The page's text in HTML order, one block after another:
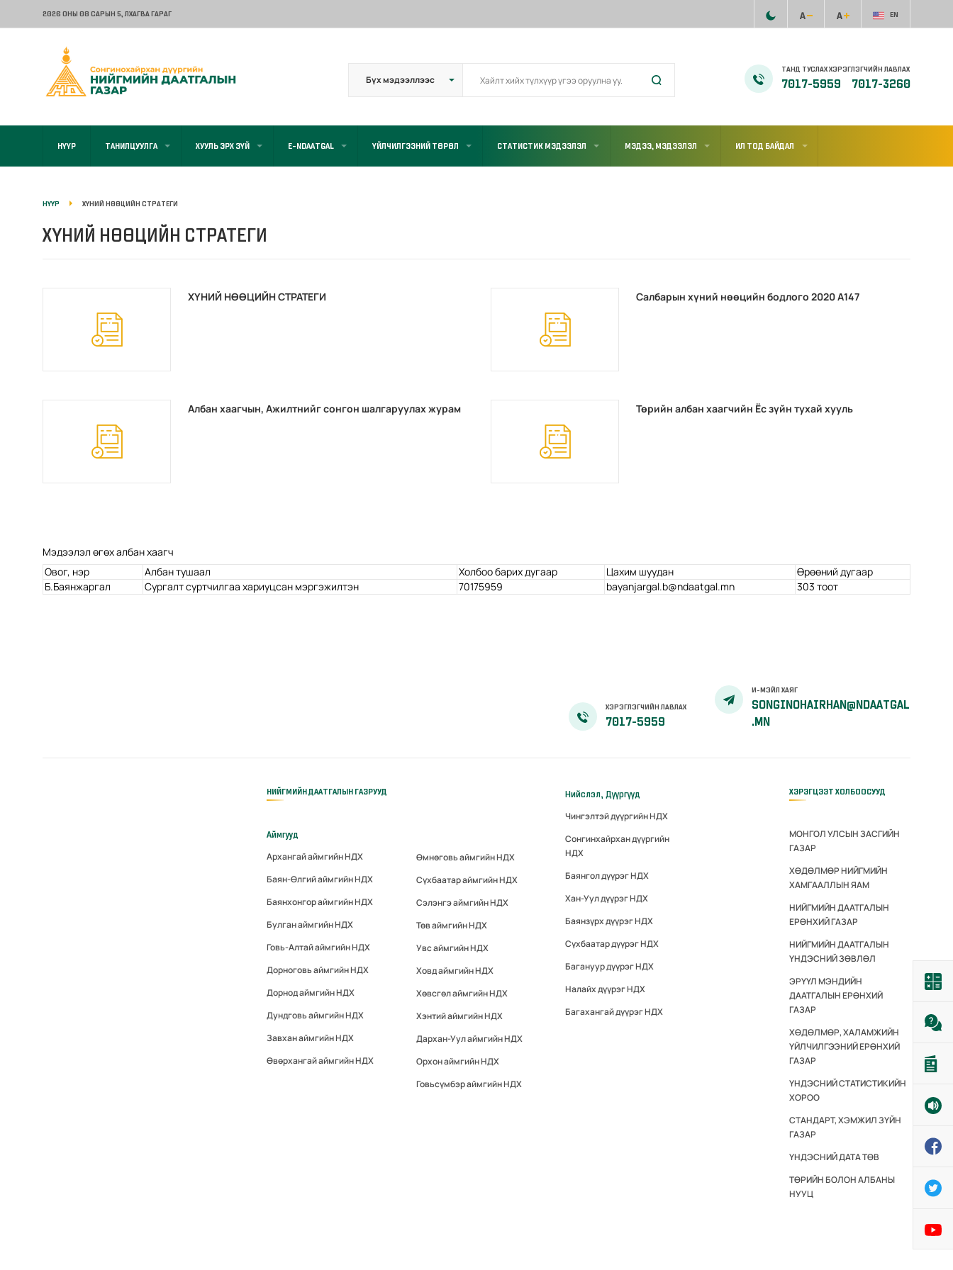
2026 ОНЫ 08 САРЫН 5, ЛХАГВА ГАРАГ EN
ТАНД ТУСЛАХ ХЭРЭГЛЭГЧИЙН ЛАВЛАХ
7017-5959 7017-3260
НҮҮР ТАНИЛЦУУЛГА ХУУЛЬ ЭРХ ЗҮЙ E-NDAATGAL ҮЙЛЧИЛГЭЭНИЙ ТӨРӨЛ СТАТИСТИК МЭДЭЭЛЭЛ МЭДЭЭ, МЭДЭЭЛЭЛ ИЛ ТОД БАЙДАЛ
НҮҮР ХҮНИЙ НӨӨЦИЙН СТРАТЕГИ
ХҮНИЙ НӨӨЦИЙН СТРАТЕГИ
ХҮНИЙ НӨӨЦИЙН СТРАТЕГИ Салбарын хүний нөөцийн бодлого 2020 А147
Албан хаагчын, Ажилтнийг сонгон шалгаруулах журам Төрийн албан хаагчийн Ёс зүйн тухай хууль
Мэдээлэл өгөх албан хаагч
Овог, нэр
Албан тушаал Холбоо барих дугаар Цахим шуудан
Өрөөний дугаар
Б.Баянжаргал
Сургалт суртчилгаа хариуцсан мэргэжилтэн 70175959 bayanjargal.b@ndaatgal.mn 303 тоот
ХЭРЭГЛЭГЧИЙН ЛАВЛАХ
7017-5959
И-МЭЙЛ ХАЯГ
SONGINOHAIRHAN@NDAATGAL
.MN
НИЙГМИЙН ДААТГАЛЫН ГАЗРУУД
Аймгууд
Архангай аймгийн НДХ
Баян-Өлгий аймгийн НДХ
Баянхонгор аймгийн НДХ
Булган аймгийн НДХ
Говь-Алтай аймгийн НДХ
Дорноговь аймгийн НДХ
Дорнод аймгийн НДХ
Дундговь аймгийн НДХ
Завхан аймгийн НДХ
Өвөрхангай аймгийн НДХ
Өмнөговь аймгийн НДХ
Сүхбаатар аймгийн НДХ
Сэлэнгэ аймгийн НДХ
Төв аймгийн НДХ
Увс аймгийн НДХ
Ховд аймгийн НДХ
Хөвсгөл аймгийн НДХ
Хэнтий аймгийн НДХ
Дархан-Уул аймгийн НДХ
Орхон аймгийн НДХ
Говьсүмбэр аймгийн НДХ
Нийслэл, Дүүргүүд
Чингэлтэй дүүргийн НДХ
Сонгинхайрхан дүүргийн
НДХ
Баянгол дүүрэг НДХ
Хан-Уул дүүрэг НДХ
Баянзүрх дүүрэг НДХ
Сүхбаатар дүүрэг НДХ
Багануур дүүрэг НДХ
Налайх дүүрэг НДХ
Багахангай дүүрэг НДХ
ХЭРЭГЦЭЭТ ХОЛБООСУУД
МОНГОЛ УЛСЫН ЗАСГИЙН
ГАЗАР
ХӨДӨЛМӨР НИЙГМИЙН
ХАМГААЛЛЫН ЯАМ
НИЙГМИЙН ДААТГАЛЫН
ЕРӨНХИЙ ГАЗАР
НИЙГМИЙН ДААТГАЛЫН
ҮНДЭСНИЙ ЗӨВЛӨЛ
ЭРҮҮЛ МЭНДИЙН
ДААТГАЛЫН ЕРӨНХИЙ
ГАЗАР
ХӨДӨЛМӨР, ХАЛАМЖИЙН
ҮЙЛЧИЛГЭЭНИЙ ЕРӨНХИЙ
ГАЗАР
ҮНДЭСНИЙ СТАТИСТИКИЙН
ХОРОО
СТАНДАРТ, ХЭМЖИЛ ЗҮЙН
ГАЗАР
ҮНДЭСНИЙ ДАТА ТӨВ
ТӨРИЙН БОЛОН АЛБАНЫ
НУУЦ